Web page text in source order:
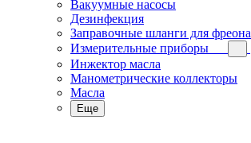
Вакуумные насосы
Дезинфекция
Заправочные шланги для фреона
Измерительные приборы
Инжектор масла
Манометрические коллекторы
Масла
Еще